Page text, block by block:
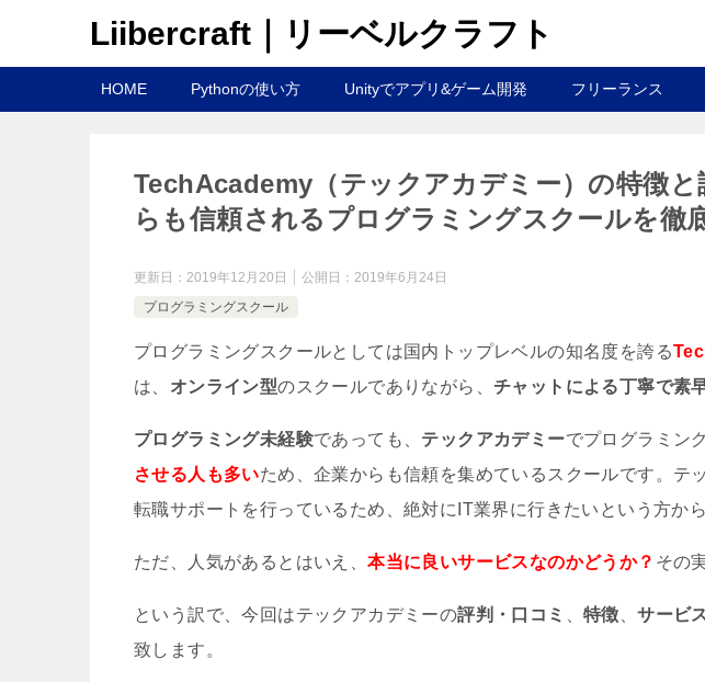
Liibercraft｜リーベルクラフト
HOME Pythonの使い方 Unityでアプリ&ゲーム開発 フリーランス
TechAcademy（テックアカデミー）の特徴
らも信頼されるプログラミングスクールを徹
更新日： 2019年12月20日 公開日： 2019年6月24日
プログラミングスクール
プログラミングスクールとしては国内トップレベルの知名度を誇る
は、 オンライン型のスクールでありながら、チャットによる丁寧で素
プログラミング未経験であっても、 テックアカデミーでプログラミン
させる人も多いため、企業からも信頼を集めているスクールです。テ
転職サポートを行っているため、絶対にIT業界に行きたいという方か
ただ、人気があるとはいえ、本当に良いサービスなのかどうか？ その
という訳で、今回はテックアカデミーの評判・口コミ 、特徴 、サービ
致します。